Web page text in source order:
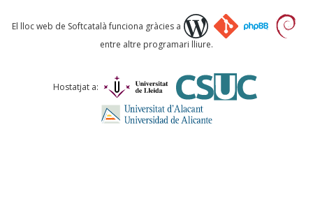
Què proposeu?
Comentari *
El lloc web de Softcatalà funciona gràcies a
entre altre programari lliure.
Hostatjat a: